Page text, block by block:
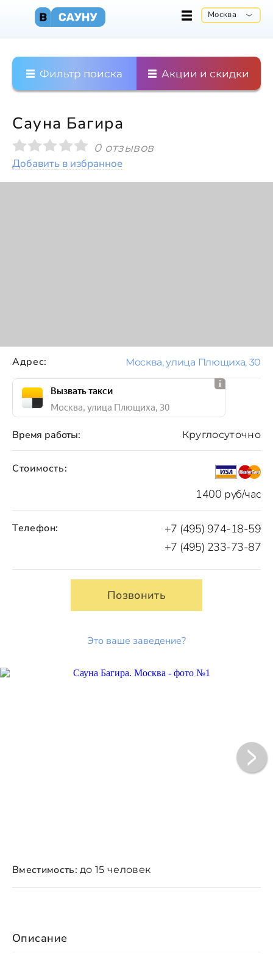
Москва
Фильтр поиска Акции и скидки
Сауна Багира
0 отзывов
Добавить в избранное
Стоимость:
1400 руб/час
Время работы: Круглосуточно
Телефон:
+7 (495) 974-18-59
+7 (495) 233-73-87
Позвонить
Это ваше заведение?
Адрес: Москва, улица Плющиха, 30
Вызвать такси
Москва, улица Плющиха, 30
Описание
Вместимость: до 15 человек